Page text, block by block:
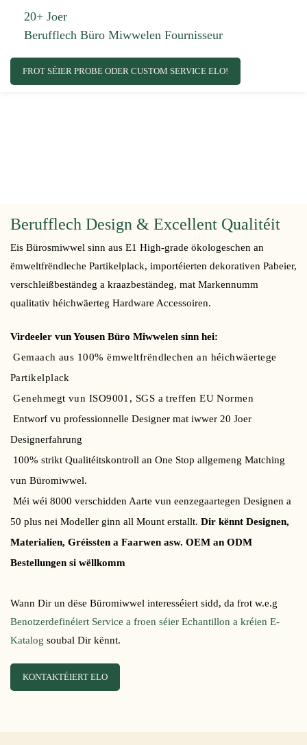
20+ Joer
Berufflech Büro Miwwelen Fournisseur
FROT SÉIER PROBE ODER CUSTOM SERVICE ELO!
Berufflech Design & Excellent Qualitéit
Eis Bürosmiwwel sinn aus E1 High-grade ökologeschen an
ëmweltfrëndleche Partikelplack, importéierten dekorativen Pabeier,
verschleißbeständeg a kraazbeständeg, mat Markennumm
qualitativ héichwäerteg Hardware Accessoiren.
Virdeeler vun Yousen Büro Miwwelen sinn hei:
Gemaach aus 100% ëmweltfrëndlechen an héichwäertege
Partikelplack
Genehmegt vun ISO9001, SGS a treffen EU Normen
Entworf vu professionnelle Designer mat iwwer 20 Joer
Designerfahrung
100% strikt Qualitéitskontroll an One Stop allgemeng Matching
vun Büromiwwel.
Méi wéi 8000 verschidden Aarte vun eenzegaartegen Designen a
50 plus nei Modeller ginn all Mount erstallt. Dir kënnt Designen,
Materialien, Gréissten a Faarwen asw. OEM an ODM
Bestellungen si wëllkomm
Wann Dir un dëse Büromiwwel interesséiert sidd, da frot w.e.g
Benotzerdefinéiert Service a froen séier Echantillon a kréien E-
Katalog soubal Dir kënnt.
KONTAKTÉIERT ELO